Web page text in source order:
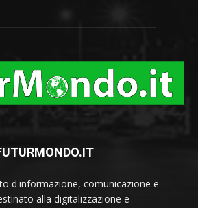
d'informazione, comunicazione e
alla digitalizzazione e